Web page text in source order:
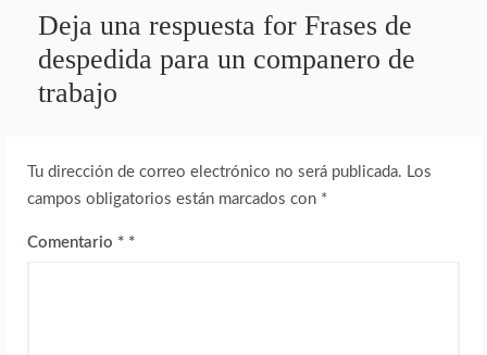
Deja una respuesta for Frases de
despedida para un companero de
trabajo
Tu dirección de correo electrónico no será publicada. Los
campos obligatorios están marcados con *
Comentario *